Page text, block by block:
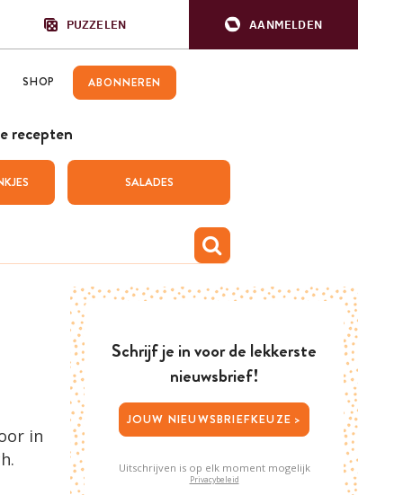
PUZZELEN AANMELDEN
SHOP ABONNEREN
recepten
SALADES
in
Schrijf je in voor de lekkerste
nieuwsbrief!
JOUW NIEUWSBRIEFKEUZE >
Uitschrijven is op elk moment mogelijk
Privacybeleid